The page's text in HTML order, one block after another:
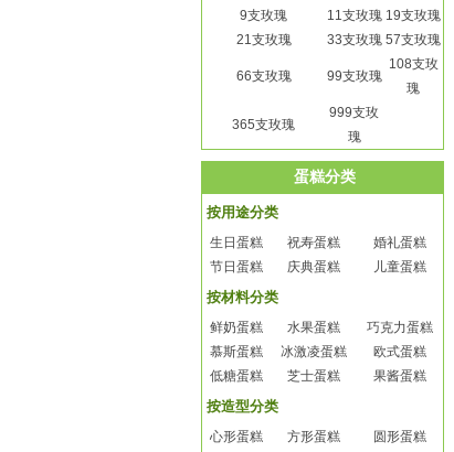
9支玫瑰 11支玫瑰 19支玫瑰
21支玫瑰
33支玫瑰 57支玫瑰
66支玫瑰 99支玫瑰
108支玫
瑰
365支玫瑰
999支玫
瑰
蛋糕分类
按用途分类
生日蛋糕 祝寿蛋糕
婚礼蛋糕
节日蛋糕
庆典蛋糕 儿童蛋糕
按材料分类
鲜奶蛋糕 水果蛋糕
巧克力蛋糕
慕斯蛋糕
冰激凌蛋糕
欧式蛋糕
低糖蛋糕
芝士蛋糕 果酱蛋糕
按造型分类
心形蛋糕 方形蛋糕
圆形蛋糕